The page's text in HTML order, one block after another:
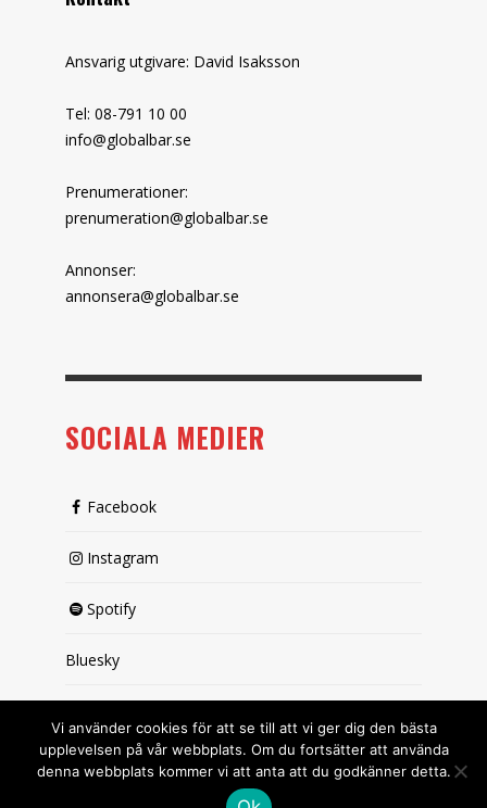
Ansvarig utgivare: David Isaksson
Tel: 08-791 10 00
info@globalbar.se
Prenumerationer:
prenumeration@globalbar.se
Annonser:
annonsera@globalbar.se
SOCIALA MEDIER
Facebook
Instagram
Spotify
Bluesky
Vi använder cookies för att se till att vi ger dig den bästa
upplevelsen på vår webbplats. Om du fortsätter att använda
denna webbplats kommer vi att anta att du godkänner detta.